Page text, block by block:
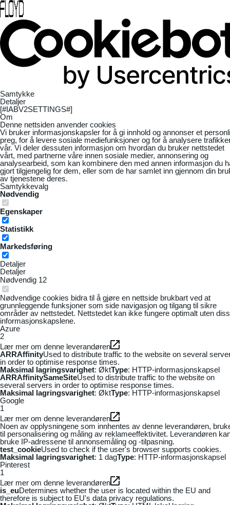
Samtykke
Detaljer
[#IABV2SETTINGS#]
Om
Denne nettsiden anvender cookies
Vi bruker informasjonskapsler for å gi innhold og annonser et
preg, for å levere sosiale mediefunksjoner og for å analysere
vår. Vi deler dessuten informasjon om hvordan du bruker nettstedet
vårt, med partnerne våre innen sosiale medier, annonsering og
analysearbeid, som kan kombinere den med annen informasjon du
gjort tilgjengelig for dem, eller som de har samlet inn gjennom din
av tjenestene deres.
Samtykkevalg
Nødvendig
Egenskaper
Statistikk
Markedsføring
Detaljer
Detaljer
Nødvendig 12
Nødvendige cookies bidra til å gjøre en nettside brukbart ved at
grunnleggende funksjoner som side navigasjon og tilgang til sikre
områder av nettstedet. Nettstedet kan ikke fungere optimalt uten
informasjonskapslene.
Azure
2
Lær mer om denne leverandøren
ARRAffinityUsed to distribute traffic to the website on several
in order to optimise response times.
Maksimal lagringsvarighet: ØktType: HTTP-informasjonskapsel
ARRAffinitySameSiteUsed to distribute traffic to the website on
several servers in order to optimise response times.
Maksimal lagringsvarighet: ØktType: HTTP-informasjonskapsel
Google
1
Lær mer om denne leverandøren
Noen av opplysningene som innhentes av denne leverandøren,
til personalisering og måling av reklameeffektivitet. Leverandøren
bruke IP-adressene til annonsemåling og -tilpasning.
test_cookieUsed to check if the user's browser supports cookies.
Maksimal lagringsvarighet: 1 dagType: HTTP-informasjonskapsel
Pinterest
1
Lær mer om denne leverandøren
is_euDetermines whether the user is located within the EU and
therefore is subject to EU's data privacy regulations.